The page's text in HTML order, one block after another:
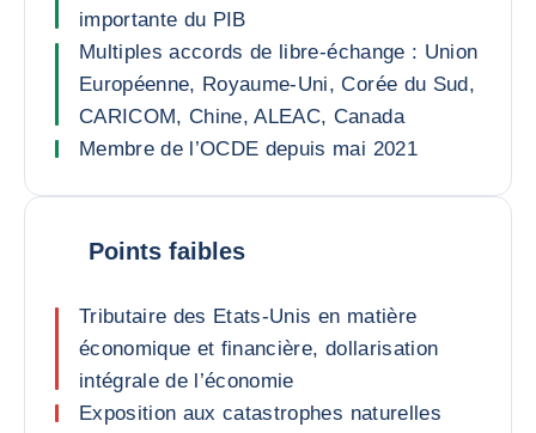
importante du PIB
Multiples accords de libre-échange : Union
Européenne, Royaume-Uni, Corée du Sud,
CARICOM, Chine, ALEAC, Canada
Membre de l’OCDE depuis mai 2021
Points faibles
Tributaire des Etats-Unis en matière
économique et financière, dollarisation
intégrale de l’économie
Exposition aux catastrophes naturelles